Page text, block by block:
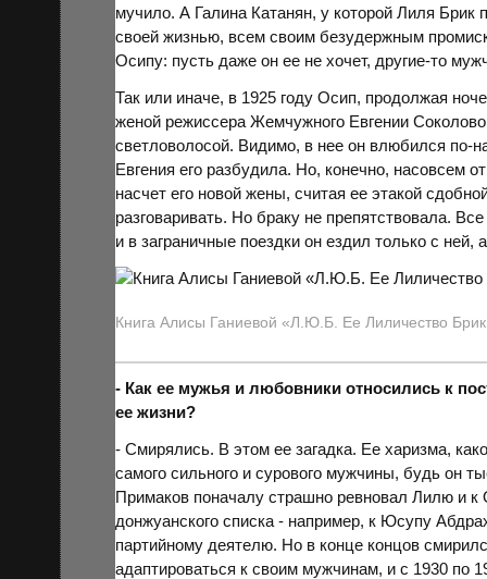
мучило. А Галина Катанян, у которой Лиля Брик
своей жизнью, всем своим безудержным
Осипу: пусть даже он ее не хочет, другие-то
Так или иначе, в 1925 году Осип, продолжая
женой режиссера Жемчужного Евгении
светловолосой. Видимо, в нее он влюбился по-
Евгения его разбудила. Но, конечно, насовсем
насчет его новой жены, считая ее этакой
разговаривать. Но браку не препятствовала.
и в заграничные поездки он ездил только с ней,
Книга Алисы Ганиевой «Л.Ю.Б. Ее Лиличество
- Как ее мужья и любовники относились к
ее жизни?
- Смирялись. В этом ее загадка. Ее харизма,
самого сильного и сурового мужчины, будь он
Примаков поначалу страшно ревновал Лилю и к
донжуанского списка - например, к Юсупу
партийному деятелю. Но в конце концов
адаптироваться к своим мужчинам, и с 1930 по